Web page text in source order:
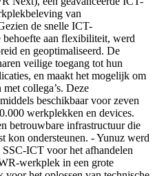
van
de snelle ICT-
aan flexibiliteit, werd
en geoptimaliseerd. De
veilige toegang tot hun
en maakt het mogelijk om
collega’s. Deze
beschikbaar voor zeven
werkplekken en devices.
betrouwbare infrastructuur die
kon ondersteunen. - Yunuz werd
ICT voor het afhandelen
werkplek in een grote